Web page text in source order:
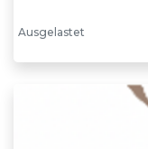
Ausgelastet